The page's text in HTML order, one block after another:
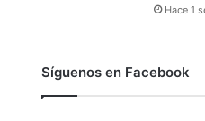
Hace 1
Síguenos en Facebook